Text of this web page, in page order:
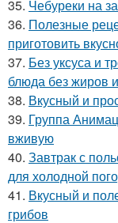
35. Чебуреки на
36. Полезные
приготовить
37. Без уксуса и
блюда без жиров
38. Вкусный и
39. Группа
вживую
40. Завтрак с
для холодной
41. Вкусный и
грибов